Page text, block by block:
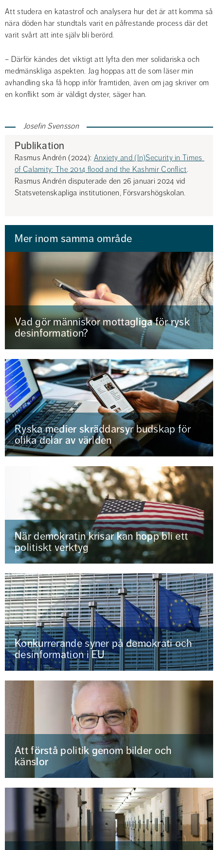
Att studera en katastrof och analysera hur det är att komma så
nära döden har stundtals varit en påfrestande process där det
varit svårt att inte själv bli berörd.
– Därför kändes det viktigt att lyfta den mer solidariska och
medmänskliga aspekten. Jag hoppas att de som läser min
avhandling ska få hopp inför framtiden, även om jag skriver om
en konflikt som är väldigt dyster, säger han.
Josefin Svensson
Publikation
Rasmus Andrén (2024): Anxiety and (In)Security in Times
of Calamity: The 2014 flood and the Kashmir Conflict.
Rasmus Andrén disputerade den 26 januari 2024 vid
Statsvetenskapliga institutionen, Försvarshögskolan.
Mer inom samma område
Vad gör människor mottagliga för rysk
desinformation?
Ryska medier skräddarsyr budskap för
olika delar av världen
När demokratin krisar kan hopp bli ett
politiskt verktyg
Konkurrerande syner på demokrati och
desinformation i EU
Att förstå politik genom bilder och
känslor